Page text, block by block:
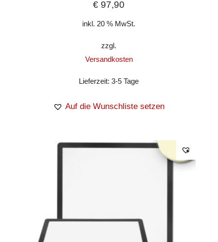
€ 97,90
inkl. 20 % MwSt.
zzgl.
Versandkosten
Lieferzeit:3-5 Tage
Auf die Wunschliste setzen